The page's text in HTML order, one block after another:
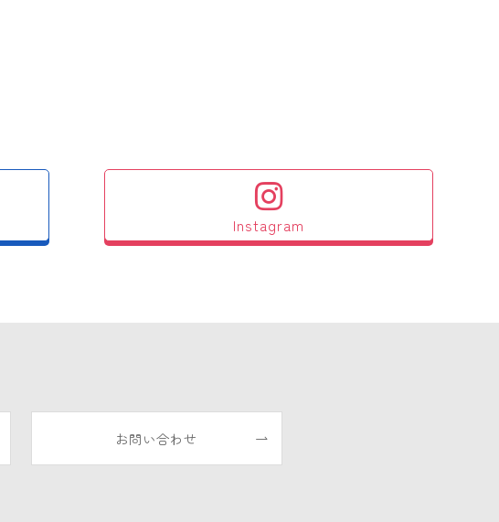
Instagram
お問い合わせ